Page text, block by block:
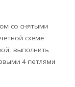
со снятыми
схеме
выполнить
4 петлями